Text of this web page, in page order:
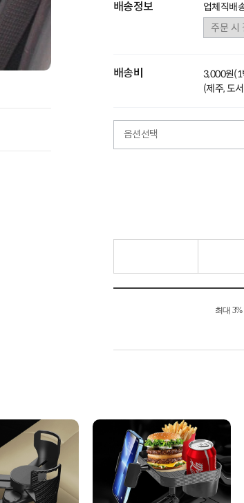
배송정보 업체직배
배송비 3,000원(1
(제주, 도
옵션선택
최대